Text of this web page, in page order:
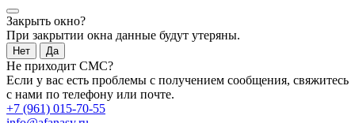
Закрыть окно?
При закрытии окна данные будут утеряны.
Нет Да
Не приходит СМС?
Если у вас есть проблемы с получением сообщения, свяжитесь
с нами по телефону или почте.
+7 (961) 015-70-55